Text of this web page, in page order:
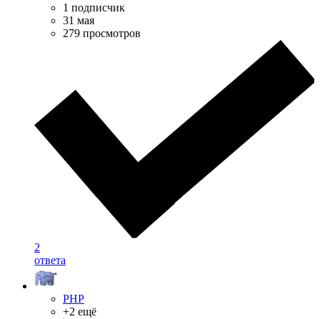
1 подписчик
31 мая
279 просмотров
2
ответа
PHP
+2 ещё